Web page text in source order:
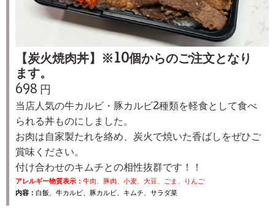
【炭火焼肉丼】※10個からのご注文となり
ます。
698 円
当店人気の牛カルビ・豚カルビ2種類を軽食として食べ
られる丼ものにしました。
お肉は自家製たれを絡め、炭火で焼いた香ばしをぜひご
賞味ください。
付け合わせのキムチとの相性抜群です！！
アレルギー物質表示： 牛肉、豚肉、小麦、大豆、ごま、りんご
内容： 白飯、牛カルビ、豚カルビ、キムチ、サラダ菜